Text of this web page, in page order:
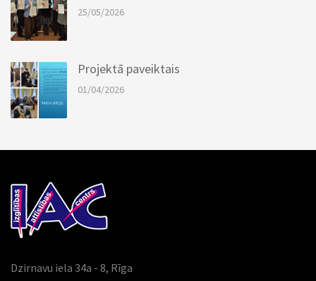
25/05/2026
Projektā paveiktais
01/04/2026
Dzirnavu iela 34a - 8, Rīga